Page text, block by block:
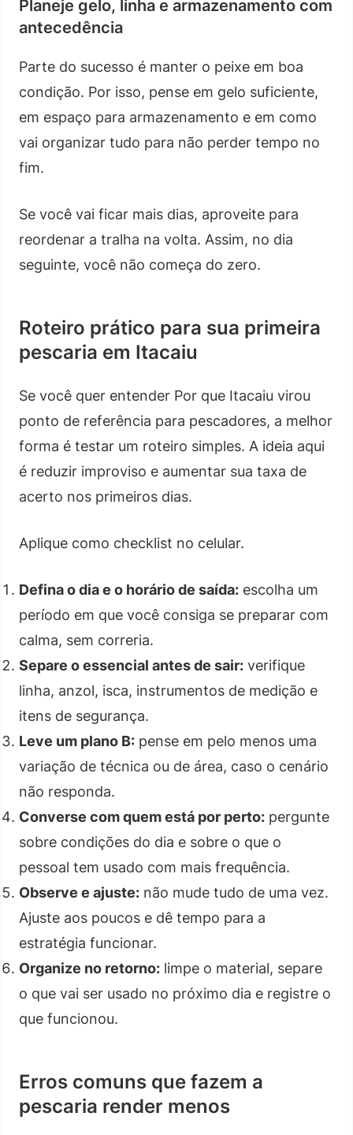
Planeje gelo, linha e armazenamento com
antecedência
Parte do sucesso é manter o peixe em boa
condição. Por isso, pense em gelo suficiente,
em espaço para armazenamento e em como
vai organizar tudo para não perder tempo no
fim.
Se você vai ficar mais dias, aproveite para
reordenar a tralha na volta. Assim, no dia
seguinte, você não começa do zero.
Roteiro prático para sua primeira
pescaria em Itacaiu
Se você quer entender Por que Itacaiu virou
ponto de referência para pescadores, a melhor
forma é testar um roteiro simples. A ideia aqui
é reduzir improviso e aumentar sua taxa de
acerto nos primeiros dias.
Aplique como checklist no celular.
Defina o dia e o horário de saída: escolha um
período em que você consiga se preparar com
calma, sem correria.
Separe o essencial antes de sair: verifique
linha, anzol, isca, instrumentos de medição e
itens de segurança.
Leve um plano B: pense em pelo menos uma
variação de técnica ou de área, caso o cenário
não responda.
Converse com quem está por perto: pergunte
sobre condições do dia e sobre o que o
pessoal tem usado com mais frequência.
Observe e ajuste: não mude tudo de uma vez.
Ajuste aos poucos e dê tempo para a
estratégia funcionar.
Organize no retorno: limpe o material, separe
o que vai ser usado no próximo dia e registre o
que funcionou.
Erros comuns que fazem a
pescaria render menos